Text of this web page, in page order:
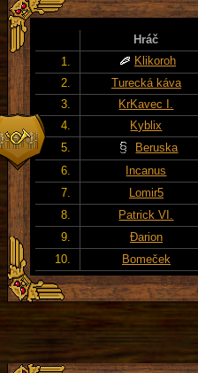
Hráč
1.
Klikoroh
2.
Turecká káva
3.
KrKavec I.
4.
Kyblix
5.
Beruska
6.
Incanus
7.
Lomir5
8.
Patrick VI.
9.
Đarion
10.
Bomeček